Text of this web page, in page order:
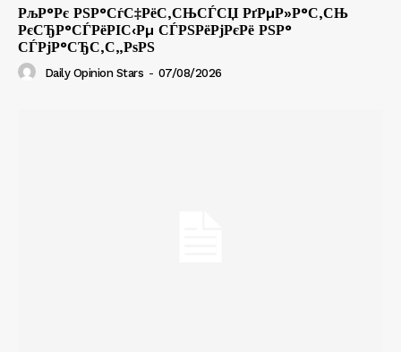
РљР°Рє РЅР°СѓС‡РёС‚СЊСЃСЏ РґРµР»Р°С‚СЊ
РєСЂР°СЃРёРІС‹Рµ СЃРЅРёРјРєРё РЅР°
СЃРјР°СЂС‚С„РѕРЅ
Daily Opinion Stars - 07/08/2026